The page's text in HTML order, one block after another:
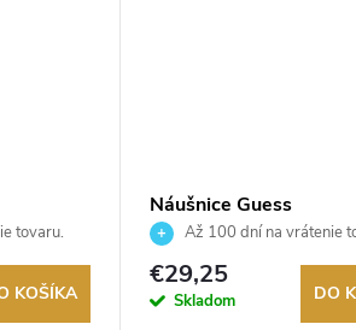
tovaru.
KOŠÍKA
Náušnice Guess
JUBE06209JWRHT
Až 100 dní na vrátenie
Autorizovaný predajca.
€29,25
Skladom DO